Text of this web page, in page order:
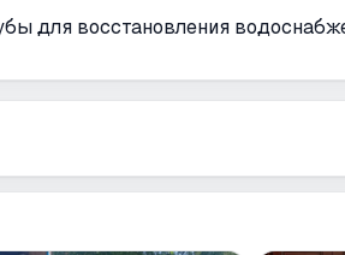
для восстановления